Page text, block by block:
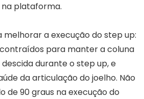
plataforma.
melhorar a execução do step up:
para manter a coluna
durante o step up, e
da articulação do joelho. Não
de 90 graus na execução do